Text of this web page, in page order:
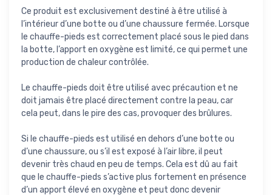
Ce produit est exclusivement destiné à être utilisé à
l’intérieur d’une botte ou d’une chaussure fermée. Lorsque
le chauffe-pieds est correctement placé sous le pied dans
la botte, l’apport en oxygène est limité, ce qui permet une
production de chaleur contrôlée.
Le chauffe-pieds doit être utilisé avec précaution et ne
doit jamais être placé directement contre la peau, car
cela peut, dans le pire des cas, provoquer des brûlures.
Si le chauffe-pieds est utilisé en dehors d’une botte ou
d’une chaussure, ou s’il est exposé à l’air libre, il peut
devenir très chaud en peu de temps. Cela est dû au fait
que le chauffe-pieds s’active plus fortement en présence
d’un apport élevé en oxygène et peut donc devenir